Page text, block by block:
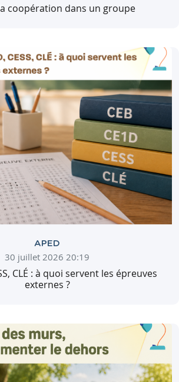
coopération dans un groupe
APED
30 juillet 2026 20:19
CLÉ : à quoi servent les épreuves
externes ?